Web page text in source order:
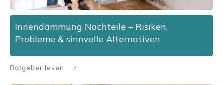
Innendämmung Nachteile – Risiken,
Probleme & sinnvolle Alternativen
Ratgeber lesen